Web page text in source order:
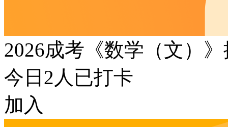
2026成考《数学（文）
今日 2 人已打卡
加入